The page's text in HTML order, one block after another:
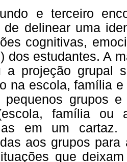
e terceiro
de delinear uma
cognitivas,
dos estudantes. A
a projeção grupal
na escola, família
pequenos grupos
família ou
las em um cartaz.
aos grupos
que